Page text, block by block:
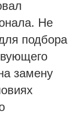
Не
подбора
замену